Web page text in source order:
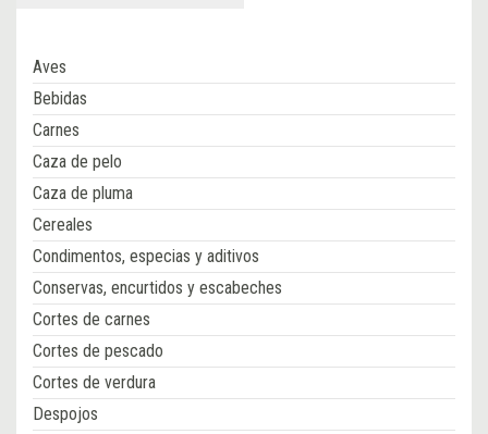
Aves
Bebidas
Carnes
Caza de pelo
Caza de pluma
Cereales
Condimentos, especias y aditivos
Conservas, encurtidos y escabeches
Cortes de carnes
Cortes de pescado
Cortes de verdura
Despojos